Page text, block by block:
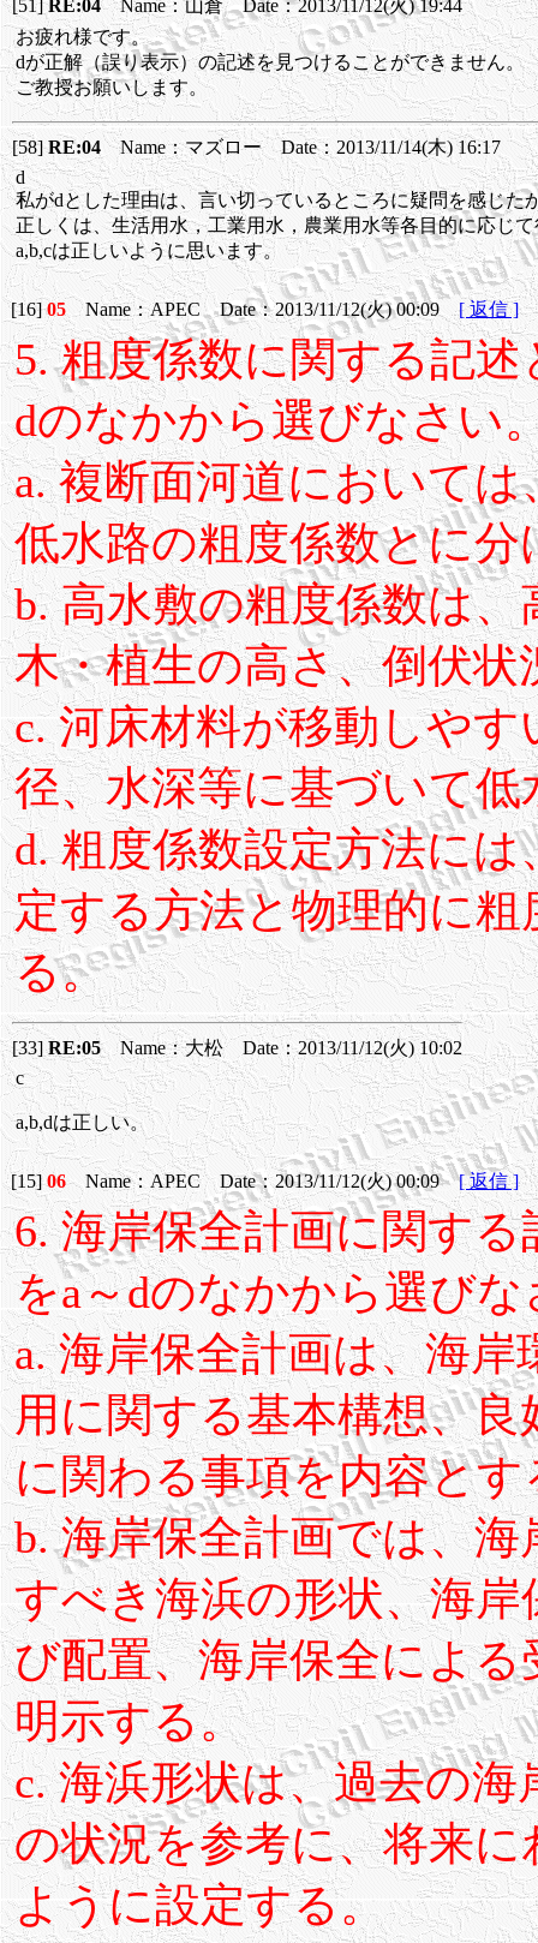
[51] RE:04Name：山倉 Date：2013/11/12(火) 19:44
お疲れ様です。
dが正解（誤り表示）の記述を見つけることができません。
ご教授お願いします。
[58]RE:04Name：マズロー Date：2013/11/14(木) 16:17
d
私がdとした理由は、言い切っているところに疑問を感じた
正しくは、生活用水，工業用水，農業用水等各目的に応じ
a,b,cは正しいように思います。
[16]05 Name：APEC Date：2013/11/12(火) 00:09[ 返信 ]
5. 粗度係数に関する記
dのなかから選びなさい
a. 複断面河道において
低水路の粗度係数とに分
b. 高水敷の粗度係数は
木・植生の高さ、倒伏
c. 河床材料が移動しや
径、水深等に基づいて
d. 粗度係数設定方法に
定する方法と物理的に
る。
[33]RE:05Name：大松 Date：2013/11/12(火) 10:02
c
a,b,dは正しい。
[15]06Name：APEC Date：2013/11/12(火) 00:09[ 返信 ]
6. 海岸保全計画に関す
をa～dのなかから選び
a. 海岸保全計画は、海
用に関する基本構想、
に関わる事項を内容とす
b. 海岸保全計画では、
すべき海浜の形状、海
び配置、海岸保全によ
明示する。
c. 海浜形状は、過去の
の状況を参考に、将来
ように設定する。